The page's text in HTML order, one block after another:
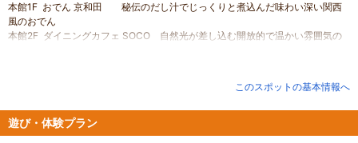
本館1F おでん 京和田 秘伝のだし汁でじっくりと煮込んだ味わい深い関西
風のおでん
本館2F ダイニングカフェ SOCO 自然光が差し込む開放的で温かい雰囲気の
このスポットの基本情報へ
遊び・体験プラン